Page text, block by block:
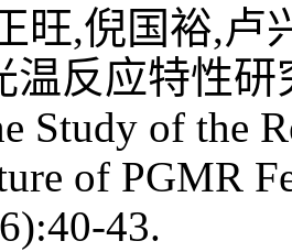
旺,倪国裕,卢
温反应特性研
Study of the
of PGMR
43.